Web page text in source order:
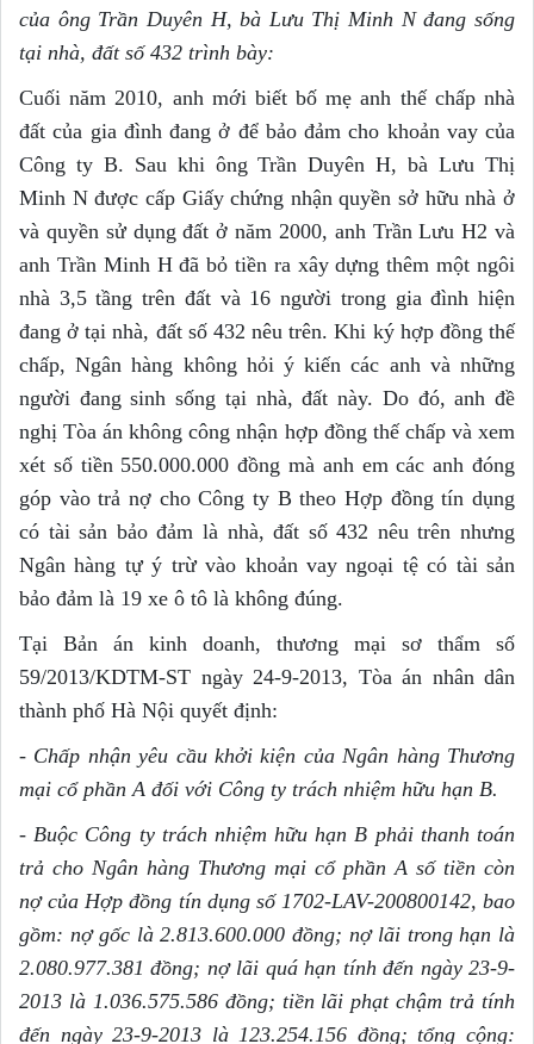
của ông Trần Duyên H, bà Lưu Thị Minh N đang sống
tại nhà, đất số432 trình bày:
Cuối năm 2010, anh mới biết bố mẹ anh thế chấp nhà
đất của gia đình đang ở để bảo đảm cho khoản vay của
Công ty B. Sau khi ông Trần Duyên H, bà Lưu Thị
Minh N được cấp Giấy chứng nhận quyền sở hữu nhà ở
và quyền sử dụng đất ở năm 2000, anh Trần Lưu H2 và
anh Trần Minh H đã bỏ tiền ra xây dựng thêm một ngôi
nhà 3,5 tầng trên đất và 16 người trong gia đình hiện
đang ở tại nhà, đất số 432 nêu trên. Khi ký hợp đồng thế
chấp, Ngân hàng không hỏi ý kiến các anh và những
người đang sinh sống tại nhà, đất này. Do đó, anh đề
nghị Tòa án không công nhận hợp đồng thế chấp và xem
xét số tiền 550.000.000 đồng mà anh em các anh đóng
góp vào trả nợ cho Công ty B theo Hợp đồng tín dụng
có tài sản bảo đảm là nhà, đất số 432 nêu trên nhưng
Ngân hàng tự ý trừ vào khoản vay ngoại tệ có tài sản
bảo đảm là 19 xe ô tô là không đúng.
Tại Bản án kinh doanh, thương mại sơ thẩm số
59/2013/KDTM-ST ngày 24-9-2013, Tòa án nhân dân
thành phố Hà Nội quyết định:
- Chấp nhận yêu cầu khởi kiện của Ngân hàng Thương
mại cổ phần A đối với Công ty trách nhiệm hữu hạn B.
- Buộc Công ty trách nhiệm hữu hạn B phải thanh toán
trả cho Ngân hàng Thương mại cổphần A sốtiền còn
nợ của Hợp đồng tín dụng số1702-LAV-200800142, bao
gồm: nợ gốc là2.813.600.000 đồng; nợ lãi trong hạn là
2.080.977.381 đồng; nợ lãi quá hạn tính đến ngày 23-9-
2013 là 1.036.575.586 đồng; tiền lãi phạt chậm trả tính
đến ngày 23-9-2013 là 123.254.156 đồng; tổng cộng: